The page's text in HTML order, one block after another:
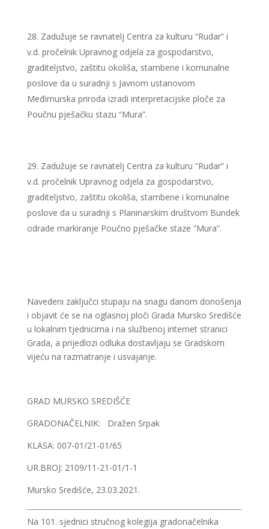
Zadužuje se ravnatelj Centra za kulturu “Rudar” i
v.d. pročelnik Upravnog odjela za gospodarstvo,
graditeljstvo, zaštitu okoliša, stambene i komunalne
poslove da u suradnji s Javnom ustanovom
Međimurska priroda izradi interpretacijske ploče za
Poučnu pješačku stazu “Mura”.
Zadužuje se ravnatelj Centra za kulturu “Rudar” i
v.d. pročelnik Upravnog odjela za gospodarstvo,
graditeljstvo, zaštitu okoliša, stambene i komunalne
poslove da u suradnji s Planinarskim društvom Bundek
odrade markiranje Poučno pješačke staze “Mura”.
Navedeni zaključci stupaju na snagu danom donošenja
i objavit će se na oglasnoj ploči Grada Mursko Središće
u lokalnim tjednicima i na službenoj internet stranici
Grada, a prijedlozi odluka dostavljaju se Gradskom
vijeću na razmatranje i usvajanje.
GRAD MURSKO SREDIŠĆE
GRADONAČELNIK: Dražen Srpak
KLASA: 007-01/21-01/65
UR.BROJ: 2109/11-21-01/1-1
Mursko Središće, 23.03.2021.
Na 101. sjednici stručnog kolegija gradonačelnika